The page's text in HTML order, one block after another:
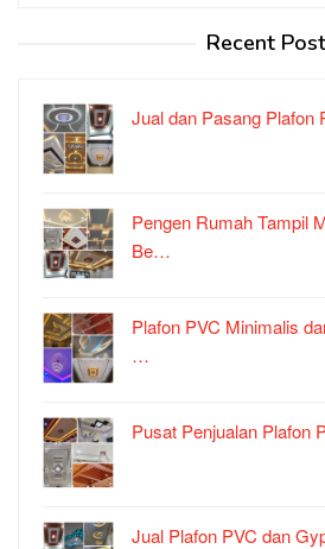
Recent Post
Jual dan Pasang
Pengen Rumah Tampil
Be…
Plafon PVC Minimalis
…
Pusat Penjualan Plafon
Jual Plafon PVC dan